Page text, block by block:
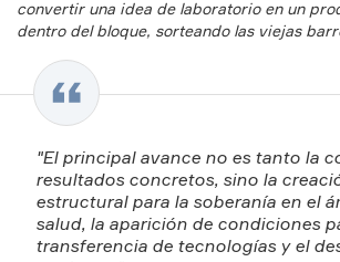
convertir una idea de laboratorio en un
dentro del bloque, sorteando las viejas
"El principal avance no es tanto la
resultados concretos, sino la
estructural para la soberanía en el
salud, la aparición de condiciones
transferencia de tecnologías y el